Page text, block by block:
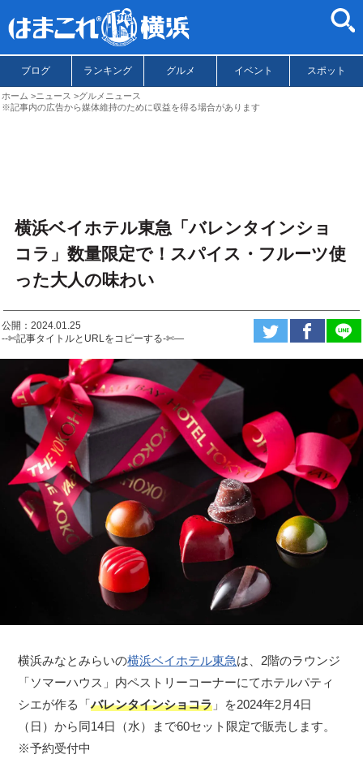
ブログ ランキング グルメ イベント スポット
ホーム ニュース
グルメニュース
※記事内の広告から媒体維持のために収益を得る場合があります
横浜ベイホテル東急「バレンタインショ
コラ」数量限定で！スパイス・フルーツ使
った大人の味わい
公開：2024.01.25
--✄記事タイトルとURLをコピーする-✄—
横浜みなとみらいの横浜ベイホテル東急は、2階のラウンジ
「ソマーハウス」内ペストリーコーナーにてホテルパティ
シエが作る「バレンタインショコラ 」を2024年2月4日
（日）から同14日（水）まで60セット限定で販売します。
※予約受付中